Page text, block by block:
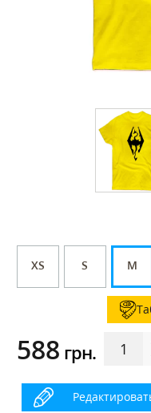
XS S M
588 грн.